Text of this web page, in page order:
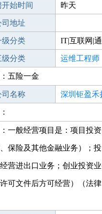
开始时间 昨天
司地址
级分类 IT|互联网|
级分类 运维工程师
五险一金
司名称 深圳钜盈禾
一般经营项目是：项目投
保险及其他金融业务）；
营进出口业务；创业投资
可文件后方可经营）（法